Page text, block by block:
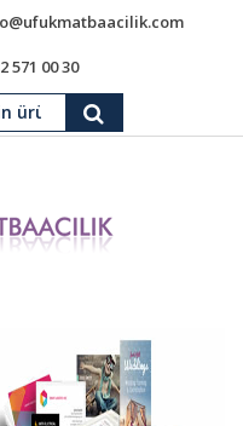
571 00 30